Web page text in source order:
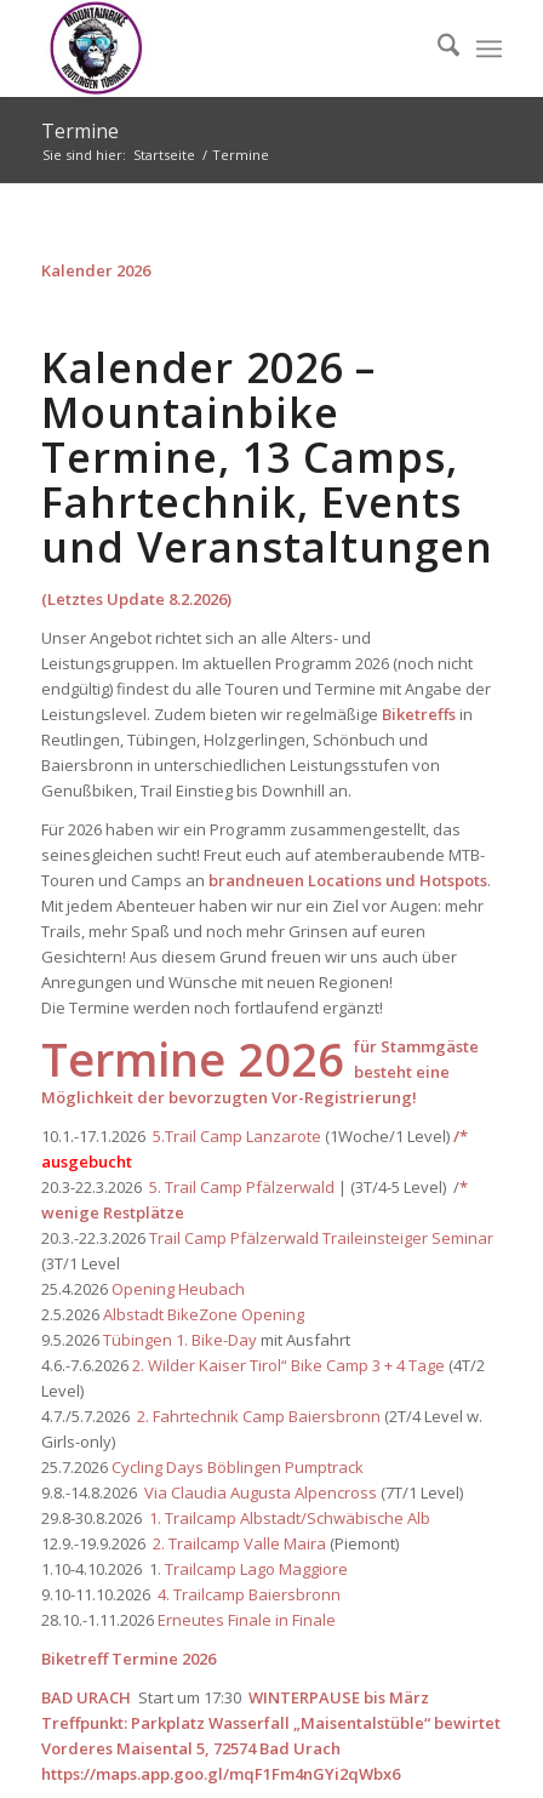
Termine
Sie sind hier: Startseite / Termine
Kalender 2026
Kalender 2026 –
Mountainbike
Termine, 13 Camps,
Fahrtechnik, Events
und Veranstaltungen
(Letztes Update 8.2.2026)
Unser Angebot richtet sich an alle Alters- und
Leistungsgruppen. Im aktuellen Programm 2026 (noch nicht
endgültig) findest du alle Touren und Termine mit Angabe der
Leistungslevel. Zudem bieten wir regelmäßige Biketreffsin
Reutlingen, Tübingen, Holzgerlingen, Schönbuch und
Baiersbronn in unterschiedlichen Leistungsstufen von
Genußbiken, Trail Einstieg bis Downhill an.
Für 2026 haben wir ein Programm zusammengestellt, das
seinesgleichen sucht! Freut euch auf atemberaubende MTB-
Touren und Camps an brandneuen Locations und Hotspots.
Mit jedem Abenteuer haben wir nur ein Ziel vor Augen: mehr
Trails, mehr Spaß und noch mehr Grinsen auf euren
Gesichtern! Aus diesem Grund freuen wir uns auch über
Anregungen und Wünsche mit neuen Regionen!
Die Termine werden noch fortlaufend ergänzt!
Termine 2026 für Stammgäste
besteht eine
Möglichkeit der bevorzugten Vor-Registrierung!
10.1.-17.1.2026 5.Trail Camp Lanzarote (1Woche/1 Level)/*
ausgebucht
20.3-22.3.2026 5. Trail Camp Pfälzerwald | (3T/4-5 Level) /*
wenige Restplätze
20.3.-22.3.2026Trail Camp Pfälzerwald Traileinsteiger Seminar
(3T/1 Level
25.4.2026 Opening Heubach
2.5.2026Albstadt BikeZone Opening
9.5.2026Tübingen 1. Bike-Daymit Ausfahrt
4.6.-7.6.20262. Wilder Kaiser Tirol“ Bike Camp 3 + 4 Tage (4T/2
Level)
4.7./5.7.2026 2. Fahrtechnik Camp Baiersbronn (2T/4 Level w.
Girls-only)
25.7.2026 Cycling Days Böblingen Pumptrack
9.8.-14.8.2026 Via Claudia Augusta Alpencross (7T/1 Level)
29.8-30.8.2026 1. Trailcamp Albstadt/Schwäbische Alb
12.9.-19.9.2026 2. Trailcamp Valle Maira (Piemont)
1.10-4.10.2026 1. Trailcamp Lago Maggiore
9.10-11.10.2026 4. Trailcamp Baiersbronn
28.10.-1.11.2026 Erneutes Finale in Finale
Biketreff Termine 2026
BAD URACH Start um 17:30 WINTERPAUSE bis März
Treffpunkt: Parkplatz Wasserfall „Maisentalstüble“ bewirtet
Vorderes Maisental 5, 72574 Bad Urach
https://maps.app.goo.gl/mqF1Fm4nGYi2qWbx6